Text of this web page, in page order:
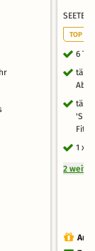
TOP
6
1 x
2